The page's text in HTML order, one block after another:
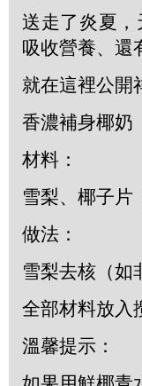
送走了炎夏
吸收營養、還
就在這裡公開
香濃補身椰奶
材料：
雪梨、椰子片
做法：
雪梨去核（如
全部材料放入
溫馨提示：